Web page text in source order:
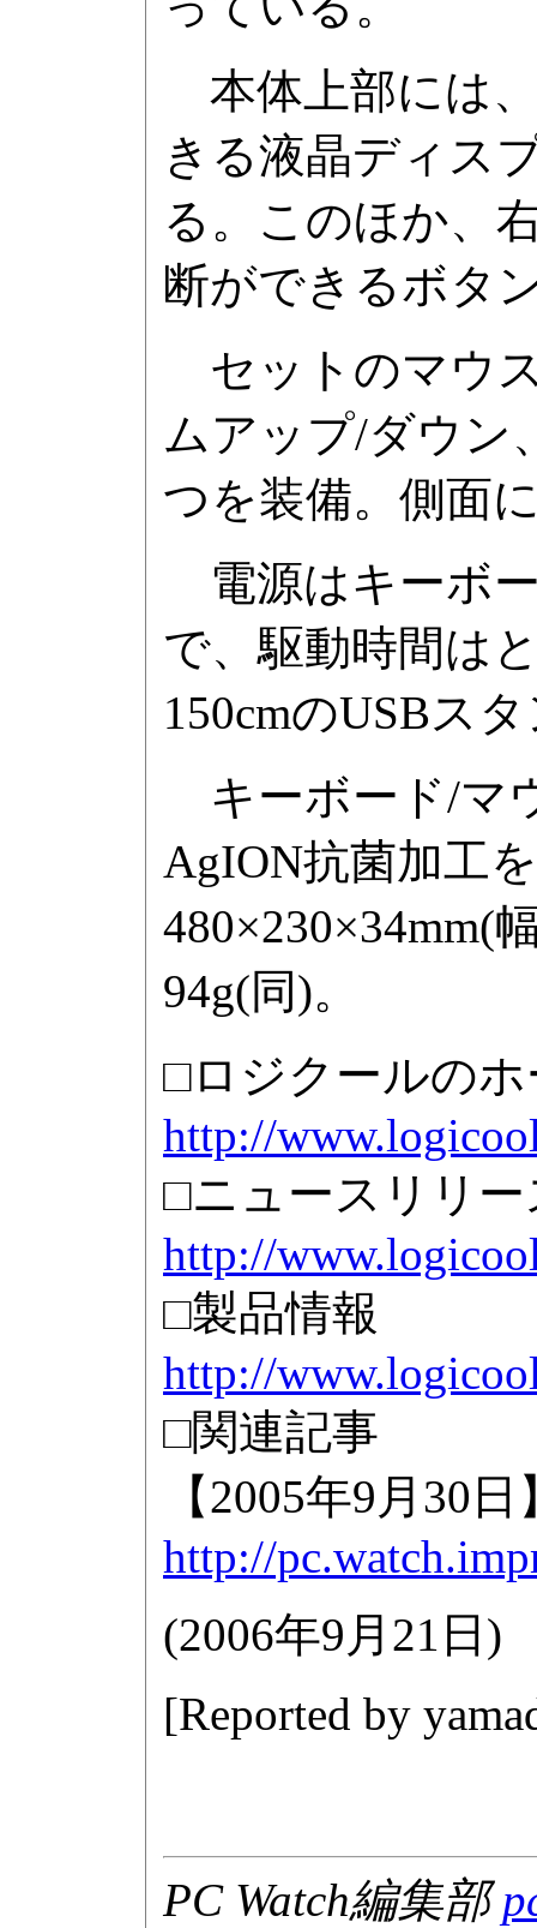
本体上部には
きる液晶ディス
る。このほか、
断ができるボタ
セットのマウ
ムアップ/ダウン
つを装備。側面
電源はキーボ
で、駆動時間は
150cmのUSBス
キーボード/マ
AgION抗菌加工
480×230×34mm(
94g(同)。
□ロジクールの
http://
□ニュースリリー
http://
□製品情報
http://
□関連記事
【2005年9月30
http://
(2006年9月21日 )
[Reported by
PC Watch編集部